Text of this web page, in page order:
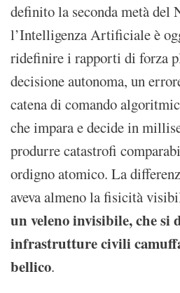
definito la seconda metà del
l’Intelligenza Artificiale è
ridefinire i rapporti di forza
decisione autonoma, un
catena di comando
che impara e decide in
produrre catastrofi
ordigno atomico. La
aveva almeno la fisicità
un veleno invisibile, che si
infrastrutture civili
bellico.